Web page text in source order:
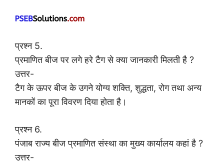
प्रश्न 5.
प्रमाणित बीज पर लगे हरे टैग से क्या जानकारी मिलती है ?
उत्तर-
टैग के ऊपर बीज के उगने योग्य शक्ति, शुद्धता, रोग तथा अन्य
मानकों का पूरा विवरण दिया होता है।
प्रश्न 6.
पंजाब राज्य बीज प्रमाणित संस्था का मुख्य कार्यालय कहां है ?
उत्तर-